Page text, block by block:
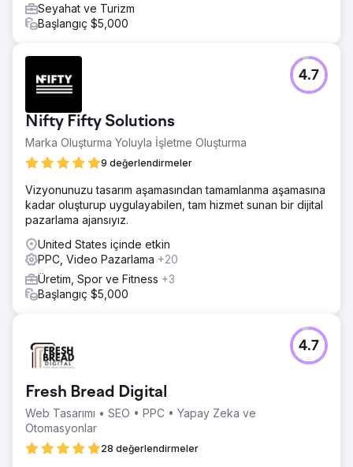
Seyahat ve Turizm
Başlangıç $5,000
Nifty Fifty Solutions
Marka Oluşturma Yoluyla İşletme Oluşturma
9 değerlendirmeler
4.7
Vizyonunuzu tasarım aşamasından tamamlanma aşamasına
kadar oluşturup uygulayabilen, tam hizmet sunan bir dijital
pazarlama ajansıyız.
United States içinde etkin
PPC, Video Pazarlama +20
Üretim, Spor ve Fitness +3
Başlangıç $5,000
Fresh Bread Digital
Web Tasarımı • SEO • PPC • Yapay Zeka ve
Otomasyonlar
28 değerlendirmeler
4.7